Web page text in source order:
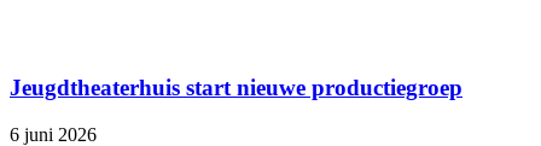
Jeugdtheaterhuis start nieuwe productiegroep
6 juni 2026